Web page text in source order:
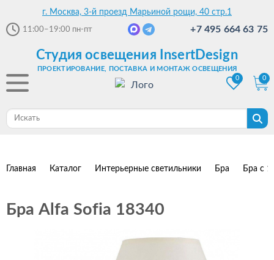
г. Москва, 3-й проезд Марьиной рощи, 40 стр.1
11:00–19:00 пн-пт +7 495 664 63 75
Студия освещения InsertDesign
ПРОЕКТИРОВАНИЕ, ПОСТАВКА И МОНТАЖ ОСВЕЩЕНИЯ
0
0
Главная Каталог Интерьерные светильники Бра Бра с
Бра Alfa Sofia 18340